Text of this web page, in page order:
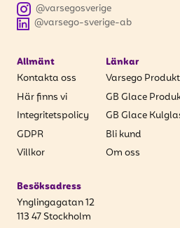
@varsego-sverige-ab
@varsegosverige
Allmänt
Kontakta oss
Här finns vi
Integritetspolicy
GDPR
Villkor
Länkar
Varsego
GB Glace
GB Glace
Bli kund
Om oss
Besöksadress
Ynglingagatan 12
113 47 Stockholm